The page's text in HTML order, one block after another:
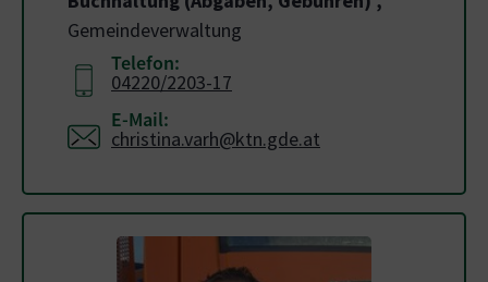
Gemeindeverwaltung
Telefon:
04220/2203-17
E-Mail:
christina.varh@ktn.gde.at